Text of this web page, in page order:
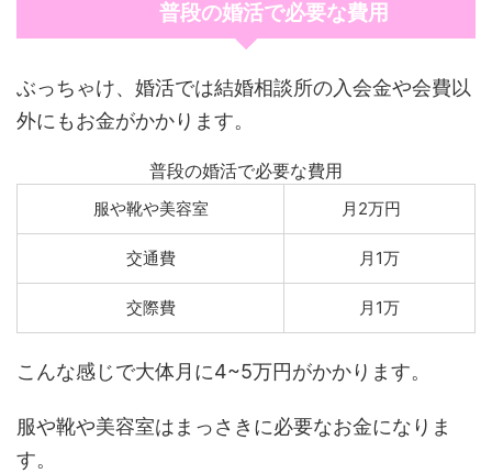
普段の婚活で必要な費用
ぶっちゃけ、婚活では結婚相談所の入会金や会費以
外にもお金がかかります。
普段の婚活で必要な費用
服や靴や美容室 月2万円
交通費 月1万
交際費 月1万
こんな感じで大体月に4~5万円がかかります。
服や靴や美容室はまっさきに必要なお金になりま
す。